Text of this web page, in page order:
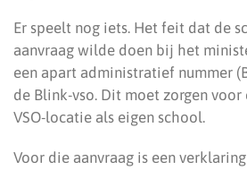
Er speelt nog iets. Het feit dat de
aanvraag wilde doen bij het
een apart administratief nummer
de Blink-vso. Dit moet zorgen voor
VSO-locatie als eigen school.
Voor die aanvraag is een